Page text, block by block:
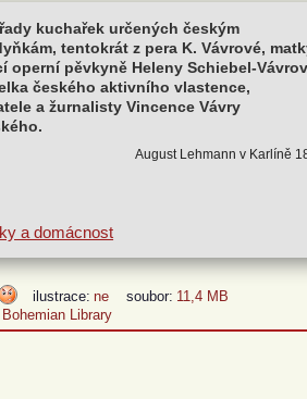
kuchařek určených českým
tentokrát z pera K. Vávrové,
operní pěvkyně Heleny Schiebel-
českého aktivního vlastence,
a žurnalisty Vincence Vávry
August Lehmann v Karlíně
a domácnost
ilustrace: ne soubor: 11,4 MB
Bohemian Library